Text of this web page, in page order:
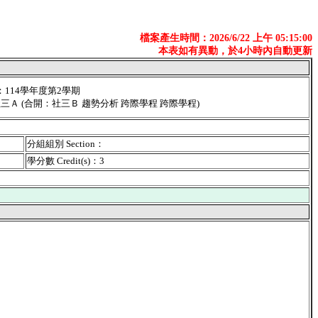
檔案產生時間：2026/6/22 上午 05:15:00
本表如有異動，於4小時內自動更新
114學年度第2學期
Ａ (合開：社三Ｂ 趨勢分析 跨際學程 跨際學程)
分組組別 Section：
學分數 Credit(s)：3